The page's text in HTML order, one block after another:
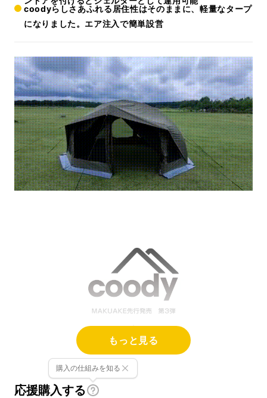
coodyらしさあふれる居住性はそのままに、軽量なタープ
になりました。エア注入で簡単設営
もっと見る
応援購入する
購入の仕組みを知る